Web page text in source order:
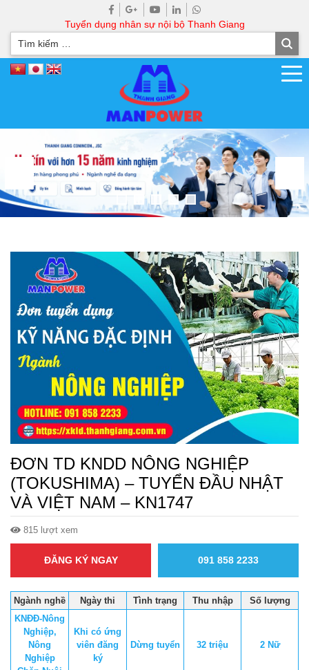
Tuyển dụng nhân sự nội bộ Thanh Giang
ĐƠN TD KNDD NÔNG NGHIỆP
(TOKUSHIMA) – TUYỂN ĐẦU NHẬT
VÀ VIỆT NAM – KN1747
815 lượt xem
ĐĂNG KÝ NGAY 091 858 2233
Ngành nghề Ngày thi Tình trạng Thu nhập
Số lượng
KNĐĐ-Nông
Nghiệp,
Nông
Nghiệp
Khi có ứng
viên đăng
ký
Dừng tuyển 32 triệu 2 Nữ